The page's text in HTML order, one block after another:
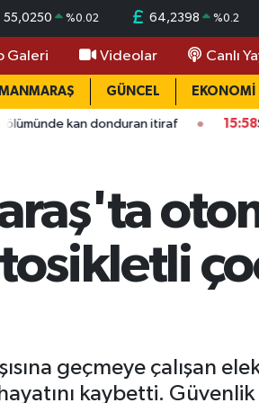
55,0250 %0.02 64,2398 %0.2
Galeri Videolar Canlı
GÜNCEL EKONOMİ
donduran itiraf 15:58Sağlık
geçmeye çalışan
kaybetti. Güvenlik